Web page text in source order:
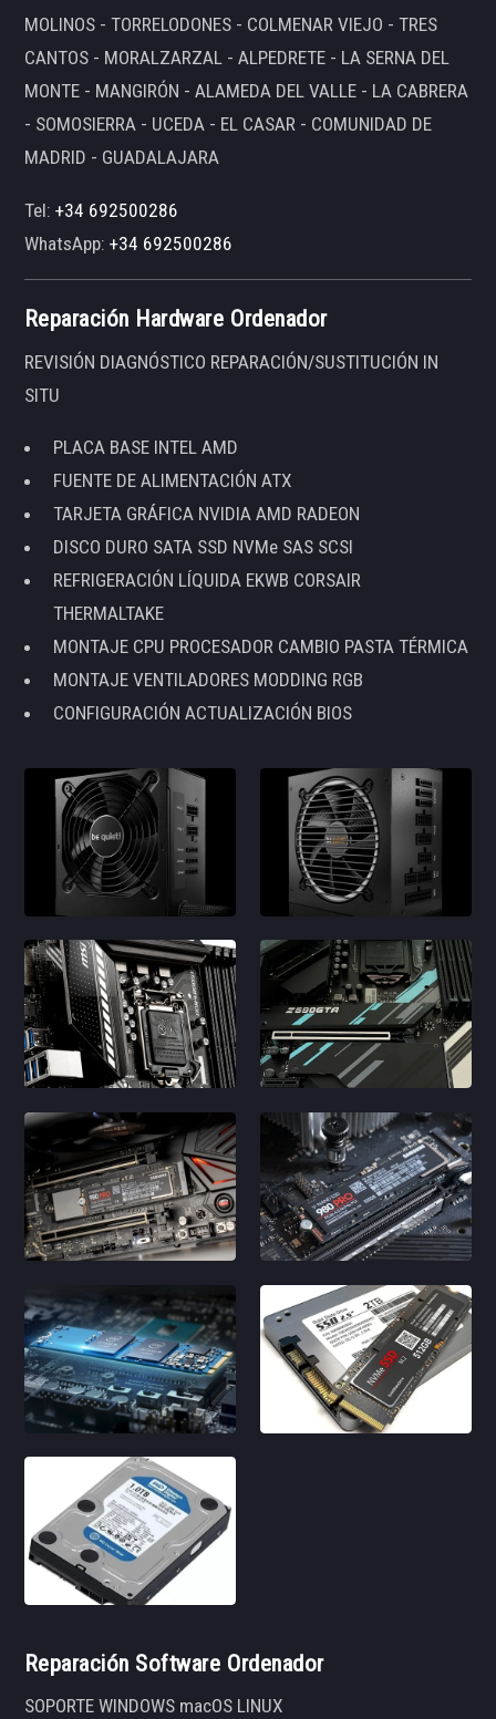
MOLINOS - TORRELODONES - COLMENAR VIEJO - TRES
CANTOS - MORALZARZAL - ALPEDRETE - LA SERNA DEL
MONTE - MANGIRÓN - ALAMEDA DEL VALLE - LA CABRERA
- SOMOSIERRA - UCEDA - EL CASAR - COMUNIDAD DE
MADRID - GUADALAJARA
Tel:+34 692500286
WhatsApp:+34 692500286
Reparación Hardware Ordenador
REVISIÓN DIAGNÓSTICO REPARACIÓN/SUSTITUCIÓN IN
SITU
PLACA BASE INTEL AMD
FUENTE DE ALIMENTACIÓN ATX
TARJETA GRÁFICA NVIDIA AMD RADEON
DISCO DURO SATA SSD NVMe SAS SCSI
REFRIGERACIÓN LÍQUIDA EKWB CORSAIR
THERMALTAKE
MONTAJE CPU PROCESADOR CAMBIO PASTA TÉRMICA
MONTAJE VENTILADORES MODDING RGB
CONFIGURACIÓN ACTUALIZACIÓN BIOS
Reparación Software Ordenador
SOPORTE WINDOWS macOS LINUX